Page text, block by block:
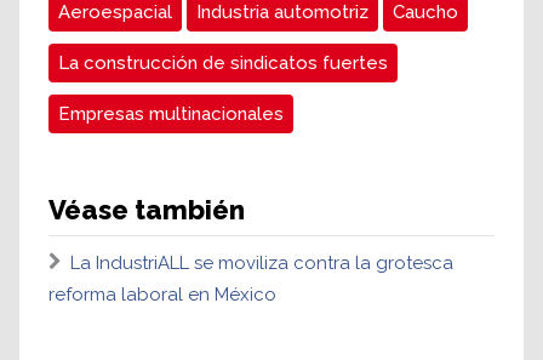
Aeroespacial Industria automotriz Caucho
La construcción de sindicatos fuertes
Empresas multinacionales
Véase también
La IndustriALL se moviliza contra la grotesca
reforma laboral en México